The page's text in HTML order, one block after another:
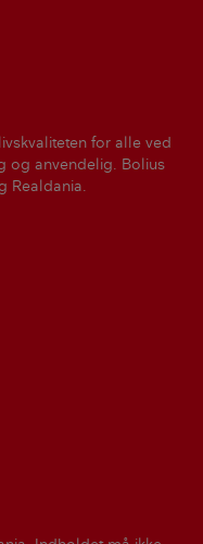
for alle ved
og anvendelig. Bolius
Realdania.